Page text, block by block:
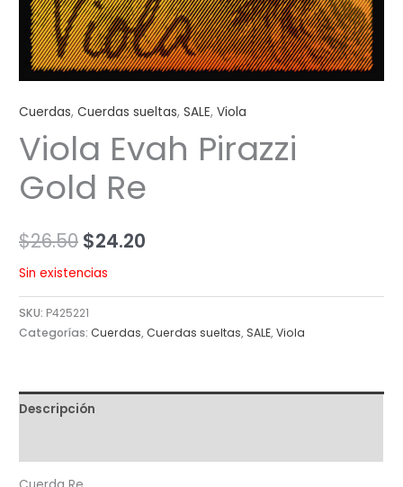
Cuerdas,Cuerdas sueltas,SALE,Viola
Viola Evah Pirazzi
Gold Re
$26.50 $24.20
Sin existencias
SKU: P425221
Categorías:Cuerdas,Cuerdas sueltas,SALE,Viola
Descripción